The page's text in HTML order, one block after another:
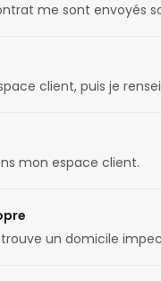
me sont envoyés
client, puis je
mon espace client.
un domicile